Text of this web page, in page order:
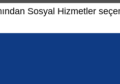
Sosyal Hizmetler